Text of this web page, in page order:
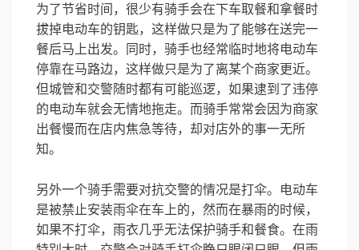
为了节省时间，很少有骑手会在下车取餐和拿餐时
拔掉电动车的钥匙，这样做只是为了能够在送完一
餐后马上出发。同时，骑手也经常临时地将电动车
停靠在马路边，这样做只是为了离某个商家更近。
但城管和交警随时都有可能巡逻，如果逮到了违停
的电动车就会无情地拖走。而骑手常常会因为商家
出餐慢而在店内焦急等待，却对店外的事一无所
知。
另外一个骑手需要对抗交警的情况是打伞。电动车
是被禁止安装雨伞在车上的，然而在暴雨的时候，
如果不打伞，雨衣几乎无法保护骑手和餐食。在雨